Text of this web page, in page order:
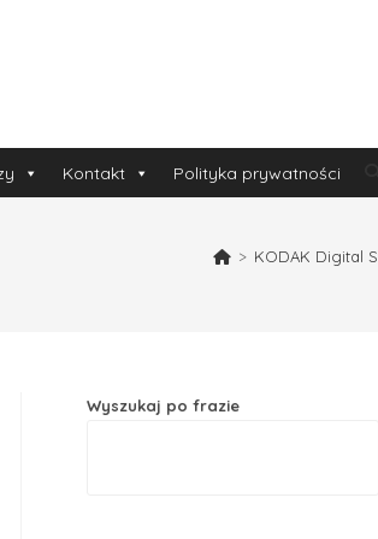
Kontakt Polityka prywatności
> KODAK Digital
Wyszukaj po frazie